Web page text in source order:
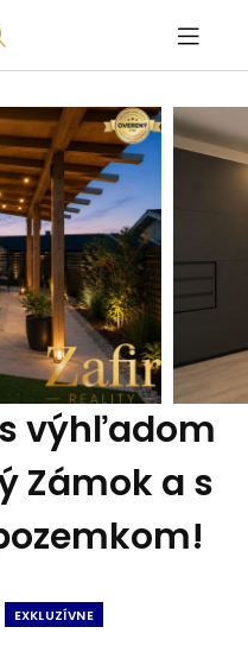
výhľadom
Zámok a s
EXKLUZÍVNE